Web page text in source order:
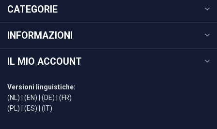
CATEGORIE
INFORMAZIONI
IL MIO ACCOUNT
Versioni linguistiche:
(NL)
(EN) (DE)
(FR)
(PL)
(ES) (IT)